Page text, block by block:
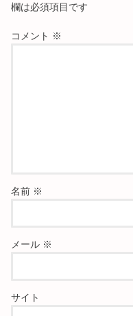
欄は必須項目です
コメント ※
名前 ※
メール ※
サイト